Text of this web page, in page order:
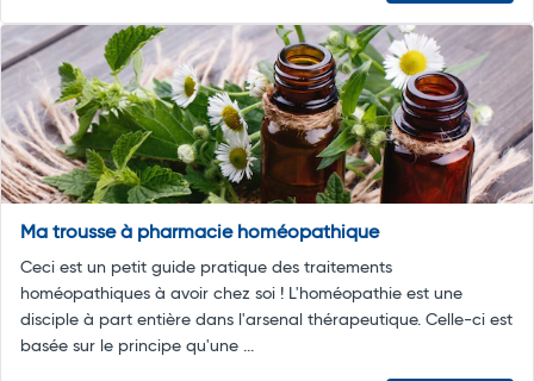
Ma trousse à pharmacie homéopathique
Ceci est un petit guide pratique des traitements
homéopathiques à avoir chez soi ! L'homéopathie est une
disciple à part entière dans l'arsenal thérapeutique. Celle-ci est
basée sur le principe qu'une ...